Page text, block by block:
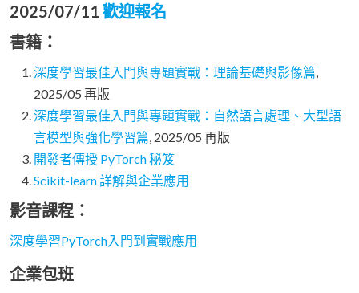
2025/07/11 歡迎報名
書籍：
深度學習最佳入門與專題實戰：理論基礎與影像篇
2025/05 再版
深度學習最佳入門與專題實戰：自然語言處理、大型語
言模型與強化學習篇 , 2025/05 再版
開發者傳授 PyTorch 秘笈
Scikit-learn 詳解與企業應用
影音課程：
深度學習PyTorch入門到實戰應用
企業包班